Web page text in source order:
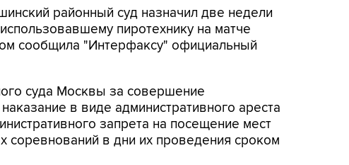
районный суд назначил две недели
пиротехнику на матче
сообщила "Интерфаксу" официальный
суда Москвы за совершение
в виде административного ареста
запрета на посещение мест
соревнований в дни их проведения сроком